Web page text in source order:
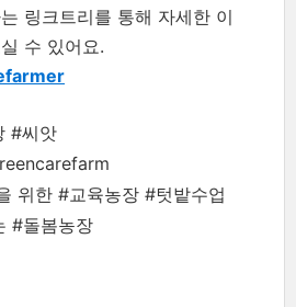
링크트리를 통해 자세한 이
수 있어요.
#씨앗
위한 #교육농장 #텃밭수업
#돌봄농장